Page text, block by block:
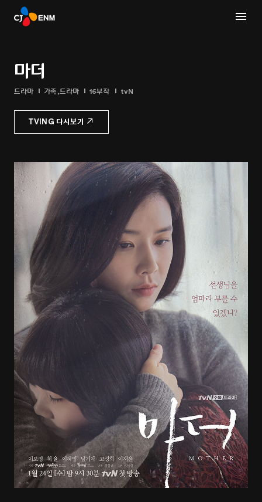
마더
드라마 가족,드라마 16부작 tvN
TVING 다시보기